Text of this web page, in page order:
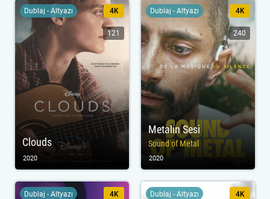
Clouds
Dublaj - Altyazı 4K
121
2020
Metalin Sesi
Sound of Metal
Dublaj - Altyazı 4K
240
2020
Dublaj - Altyazı 4K Dublaj - Altyazı 4K